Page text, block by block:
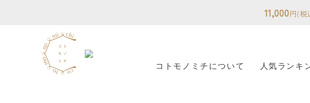
11,000円(税
コトモノミチについて 人気ランキ